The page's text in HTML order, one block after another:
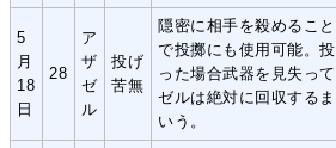
5
月
18
日
28
ア
ザ
ゼ
ル
投げ
苦無
隠密に相手を殺めるこ
で投擲にも使用可能。
った場合武器を見失っ
ゼルは絶対に回収する
いう。